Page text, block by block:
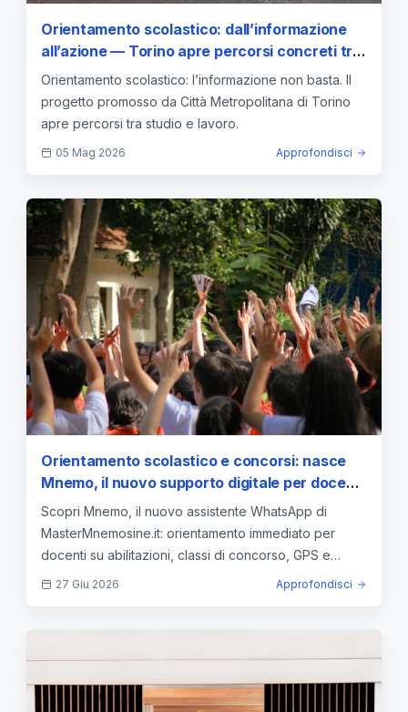
Orientamento scolastico: dall’informazione
all’azione — Torino apre percorsi concreti tra
studio e lavoro
Orientamento scolastico: l’informazione non basta. Il
progetto promosso da Città Metropolitana di Torino
apre percorsi tra studio e lavoro.
05 Mag 2026 Approfondisci
Orientamento scolastico e concorsi: nasce
Mnemo, il nuovo supporto digitale per docenti
e aspiranti insegnanti
Scopri Mnemo, il nuovo assistente WhatsApp di
MasterMnemosine.it: orientamento immediato per
docenti su abilitazioni, classi di concorso, GPS e
concorsi.
27 Giu 2026 Approfondisci